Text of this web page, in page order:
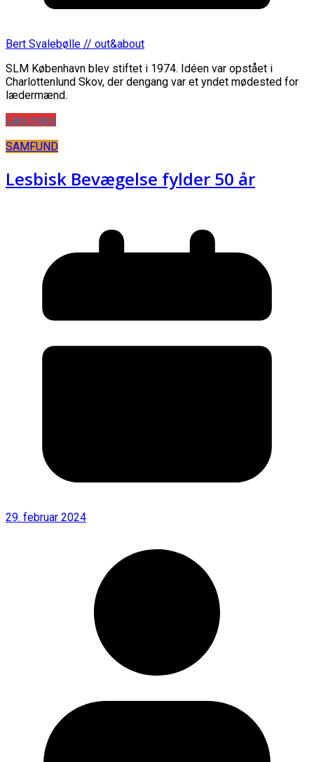
Bert Svalebølle // out&about
SLM København blev stiftet i 1974. Idéen var opstået i
Charlottenlund Skov, der dengang var et yndet mødested for
lædermænd.
Læs mere
SAMFUND
Lesbisk Bevægelse fylder 50 år
29. februar 2024